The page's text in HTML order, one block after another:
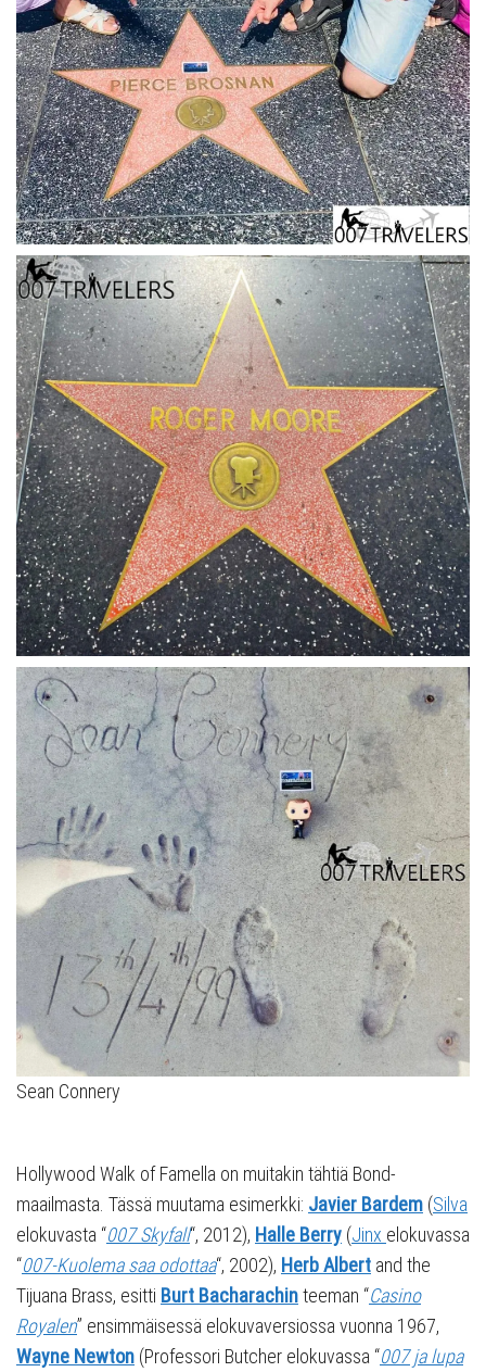
Sean Connery
Hollywood Walk of Famella on muitakin tähtiä Bond-
maailmasta. Tässä muutama esimerkki: Javier Bardem (Silva
elokuvasta “007 Skyfall“, 2012), Halle Berry (Jinx elokuvassa
“007-Kuolema saa odottaa“, 2002), Herb Albert and the
Tijuana Brass, esitti Burt Bacharachinteeman “Casino
Royalen” ensimmäisessä elokuvaversiossa vuonna 1967,
Wayne Newton (Professori Butcher elokuvassa “007 ja lupa